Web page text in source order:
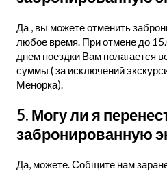
Да , вы можете отменить
любое время. При отмене до
днем поездки Вам полагается
суммы ( за исключений
Менорка).
5. Могу ли я
забронированную
Да, можете. Собщите нам